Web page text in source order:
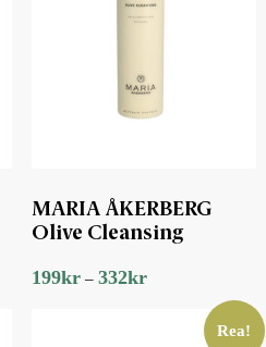
MARIA ÅKERBERG
Olive Cleansing
199kr– 332kr
Rea!